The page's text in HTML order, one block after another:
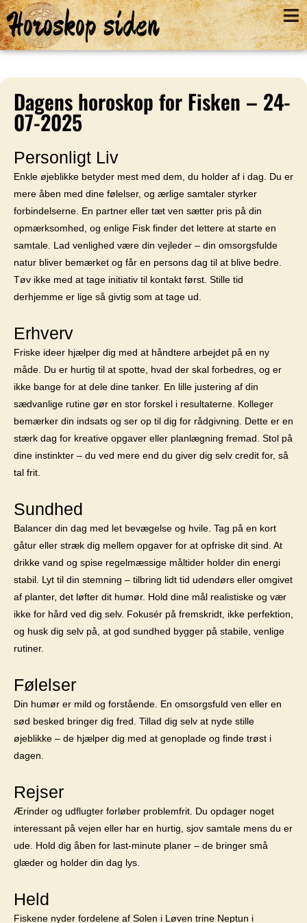
Horoskop siden
Dagens horoskop for Fisken – 24-
07-2025
Personligt Liv
Enkle øjeblikke betyder mest med dem, du holder af i dag. Du er
mere åben med dine følelser, og ærlige samtaler styrker
forbindelserne. En partner eller tæt ven sætter pris på din
opmærksomhed, og enlige Fisk finder det lettere at starte en
samtale. Lad venlighed være din vejleder – din omsorgsfulde
natur bliver bemærket og får en persons dag til at blive bedre.
Tøv ikke med at tage initiativ til kontakt først. Stille tid
derhjemme er lige så givtig som at tage ud.
Erhverv
Friske ideer hjælper dig med at håndtere arbejdet på en ny
måde. Du er hurtig til at spotte, hvad der skal forbedres, og er
ikke bange for at dele dine tanker. En lille justering af din
sædvanlige rutine gør en stor forskel i resultaterne. Kolleger
bemærker din indsats og ser op til dig for rådgivning. Dette er en
stærk dag for kreative opgaver eller planlægning fremad. Stol på
dine instinkter – du ved mere end du giver dig selv credit for, så
tal frit.
Sundhed
Balancer din dag med let bevægelse og hvile. Tag på en kort
gåtur eller stræk dig mellem opgaver for at opfriske dit sind. At
drikke vand og spise regelmæssige måltider holder din energi
stabil. Lyt til din stemning – tilbring lidt tid udendørs eller omgivet
af planter, det løfter dit humør. Hold dine mål realistiske og vær
ikke for hård ved dig selv. Fokusér på fremskridt, ikke perfektion,
og husk dig selv på, at god sundhed bygger på stabile, venlige
rutiner.
Følelser
Din humør er mild og forstående. En omsorgsfuld ven eller en
sød besked bringer dig fred. Tillad dig selv at nyde stille
øjeblikke – de hjælper dig med at genoplade og finde trøst i
dagen.
Rejser
Ærinder og udflugter forløber problemfrit. Du opdager noget
interessant på vejen eller har en hurtig, sjov samtale mens du er
ude. Hold dig åben for last-minute planer – de bringer små
glæder og holder din dag lys.
Held
Fiskene nyder fordelene af Solen i Løven trine Neptun i